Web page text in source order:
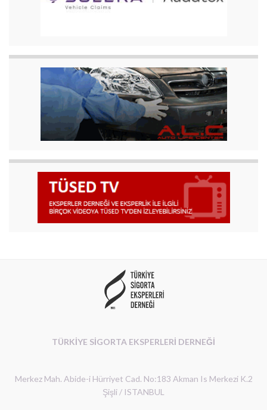
TÜRKİYE SİGORTA EKSPERLERİ DERNEĞİ
Merkez Mah. Abide-i Hürriyet Cad. No:183 Akman Is Merkezi K.2
Şişli / ISTANBUL